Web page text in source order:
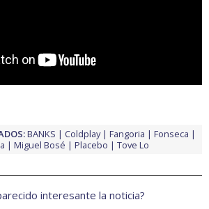
BANKS Coldplay Fangoria
Fonseca
Miguel Bosé Placebo Tove Lo
interesante la noticia?